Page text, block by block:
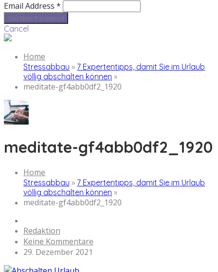
Email Address *
Cancel
Home
Stressabbau » 7 Expertentipps, damit Sie im Urlaub
völlig abschalten können »
meditate-gf4abb0df2_1920
meditate-gf4abb0df2_1920
Home
Stressabbau » 7 Expertentipps, damit Sie im Urlaub
völlig abschalten können »
meditate-gf4abb0df2_1920
Redaktion
Keine Kommentare
29. Dezember 2021